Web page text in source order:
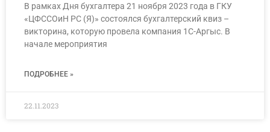
В рамках Дня бухгалтера 21 ноября 2023 года в ГКУ
«ЦФССОиН РС (Я)» состоялся бухгалтерский квиз –
викторина, которую провела компания 1С-Аргыс. В
начале мероприятия
ПОДРОБНЕЕ »
22.11.2023